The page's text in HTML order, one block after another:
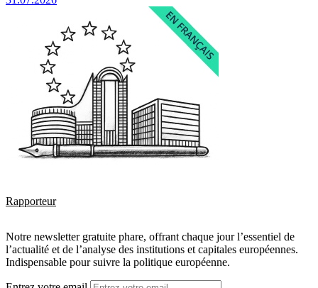
Rapporteur
Notre newsletter gratuite phare, offrant chaque jour l’essentiel de
l’actualité et de l’analyse des institutions et capitales européennes.
Indispensable pour suivre la politique européenne.